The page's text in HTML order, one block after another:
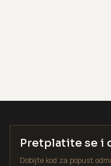
Pretplatite se i
Dobijte kod za popust